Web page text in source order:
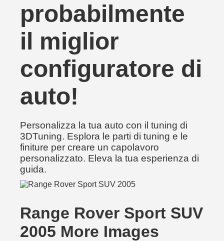
probabilmente
il miglior
configuratore di
auto!
Personalizza la tua auto con il tuning di
3DTuning. Esplora le parti di tuning e le
finiture per creare un capolavoro
personalizzato. Eleva la tua esperienza di
guida.
Range Rover Sport SUV
2005 More Images